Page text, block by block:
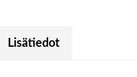
Lisätiedot